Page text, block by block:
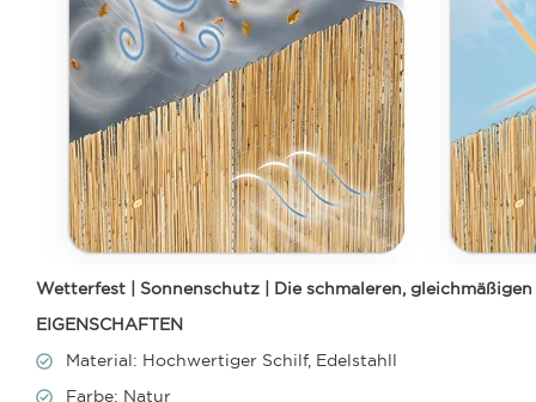
Wetterfest | Sonnenschutz | Die schmaleren,
EIGENSCHAFTEN
Material: Hochwertiger Schilf, Edelstahll
Farbe: Natur